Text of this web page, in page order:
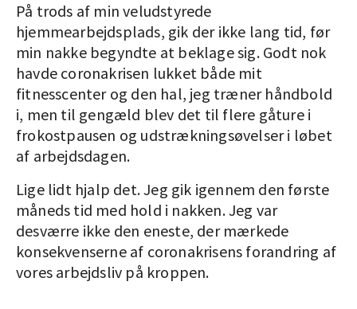
På trods af min veludstyrede
hjemmearbejdsplads, gik der ikke lang tid, før
min nakke begyndte at beklage sig. Godt nok
havde coronakrisen lukket både mit
fitnesscenter og den hal, jeg træner håndbold
i, men til gengæld blev det til flere gåture i
frokostpausen og udstrækningsøvelser i løbet
af arbejdsdagen.
Lige lidt hjalp det. Jeg gik igennem den første
måneds tid med hold i nakken. Jeg var
desværre ikke den eneste, der mærkede
konsekvenserne af coronakrisens forandring af
vores arbejdsliv på kroppen.